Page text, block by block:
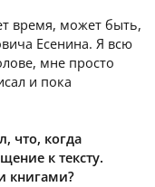
время, может быть,
Есенина. Я всю
мне просто
и пока
что, когда
к тексту.
книгами?